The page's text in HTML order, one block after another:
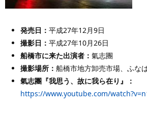
発売日： 平成27年12月9日
撮影日： 平成27年10月26日
船橋市に来た出演者 ： 氣志團
撮影場所： 船橋市地方卸売市場、ふな
氣志團『我思う、故に我ら在り』：
https://www.youtube.com/